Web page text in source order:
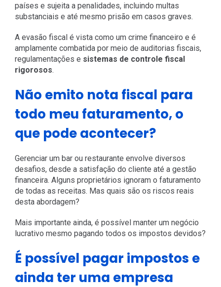
países e sujeita a penalidades, incluindo multas
substanciais e até mesmo prisão em casos graves.
A evasão fiscal é vista como um crime financeiro e é
amplamente combatida por meio de auditorias fiscais,
regulamentações e sistemas de controle fiscal
rigorosos.
Não emito nota fiscal para
todo meu faturamento, o
que pode acontecer?
Gerenciar um bar ou restaurante envolve diversos
desafios, desde a satisfação do cliente até a gestão
financeira. Alguns proprietários ignoram o faturamento
de todas as receitas. Mas quais são os riscos reais
desta abordagem?
Mais importante ainda, é possível manter um negócio
lucrativo mesmo pagando todos os impostos devidos?
É possível pagar impostos e
ainda ter uma empresa